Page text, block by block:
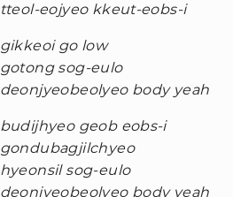
tteol-eojyeo kkeut-eobs-i
gikkeoi go low
gotong sog-eulo
deonjyeobeolyeo body yeah
budijhyeo geob eobs-i
gondubagjilchyeo
hyeonsil sog-eulo
deonjyeobeolyeo body yeah